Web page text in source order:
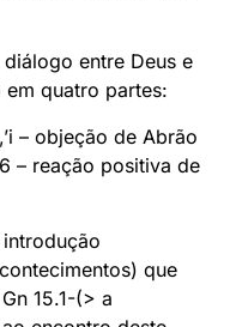
entre Deus e
quatro partes:
– objeção de Abrão
– reação positiva de
que
15.1-(> a